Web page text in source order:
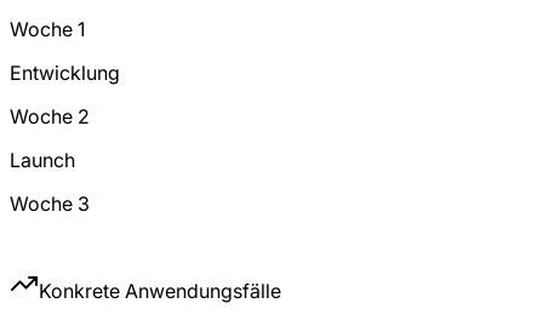
Woche 1
Entwicklung
Woche 2
Launch
Woche 3
Konkrete Anwendungsfälle